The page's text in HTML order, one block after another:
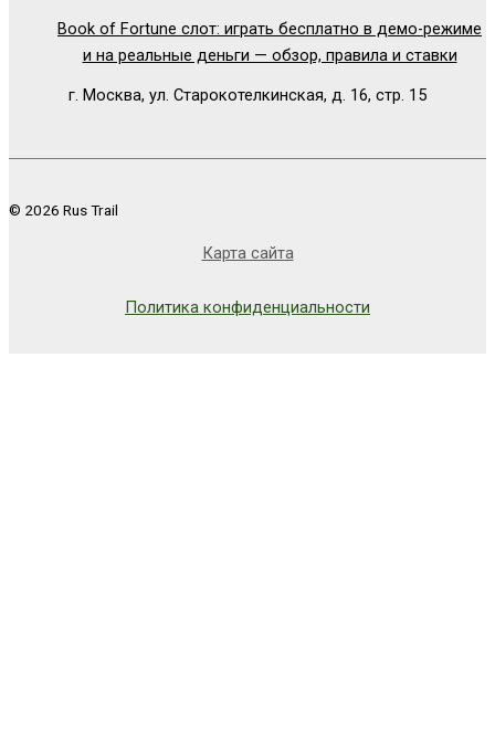
Book of Fortune слот: играть бесплатно в демо-режиме
и на реальные деньги — обзор, правила и ставки
г. Москва, ул. Старокотелкинская, д. 16, стр. 15
© 2026 Rus Trail
Карта сайта
Политика конфиденциальности